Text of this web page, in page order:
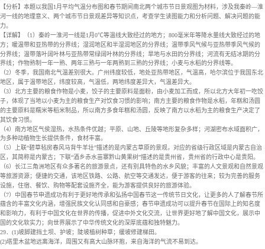
【分析】本题以我国1月平均气温分布图和春节期间南北两个城市节日景观图为材料，涉及我秦岭—淮
河一线的地理意义、两个城市节日景观差异等知识点，考查学生读图能力和分析问题、解决问题的能
力。
【详解】（1）秦岭一淮河一线是1月0℃等温线大致经过的地方；800毫米年等降水量线大致经过的地
方；暖温带和亚热带的分界线；湿润地区和半湿润地区的分界线；温带季风气候与亚热带季风气候的
分界线；温带落叶阔叶林与亚热带常绿阔叶林的分界线；旱地与水田的分界线；河流有无结冰期的分
界线；作物熟制一年一熟、两年三熟与一年两熟到三熟的分界线；小麦与水稻的分界线等。
（2）冬季，我国南北气温差别很大。广州纬度较低，地处亚热带地区，气温高，哈尔滨位于我国东北
地区，属于温带地区，纬度较高，气温低，两地纬度差异大，气温差异大。
（3）北方主要的粮食作物是小麦，饺子的主要原料是面粉，由小麦加工而成，所以北方大年初一吃饺
子，体现了当地以小麦为主的粮食生产对饮食习惯的影响；南方主要的粮食作物是水稻，年糕和汤圆
的主要原料是糯米等稻米制品，所以南方多食年糕和汤圆，反映了南方以水稻为主的粮食生产决定了
其饮食习惯。
（4）南方地区气侯湿热，水热条件优越；平原、山地、丘陵等地形复杂多样；河湖密布水域面积广，
为多种动植物生长提供条件，食材丰富。
（5）上联“碧草毡房春风马背牛羊壮”描述的是内蒙古草原的景观，对应的省级行政区域是内蒙古自治
区，其简称是内蒙古；下联“酒乡赤水苗寨黔山黄果树”描述的是贵州省，贵州省的行政中心是贵阳。
（6）长江三角洲地区有众多著名的旅游景点，还有别具特色的水乡风貌；丰富的人文景观和自然景观
等旅游资源；便捷的交通，该地区铁路、公路、航空等交通发达，便于游客的往来；较为完善的服务
设施，住宿、餐饮、购物等配套设施齐全，能为游客提供良好的旅游体验。
（7）中国春节申遗成功有利于更好地传承和弘扬中国春节这一传统节日文化，让更多的人了解春节所
蕴含的丰富文化内涵，增强民族文化认同感和自豪感；春节申遗成功可以提升春节在国际上的知名度
和影响力，有利于中国文化在世界的传播，促进中外文化交流，让世界更好地了解中国文化，展示中
国的文化软实力；向世界展示了中华传统文化的深厚底蕴和独特魅力。
29．(1)坡脚建挡土坝、护坡；陡坡植树种草；缓坡修建梯田。
(2)塔里木盆地远离海洋，周围又有高大山脉环抱，来自海洋的气流不易到达。